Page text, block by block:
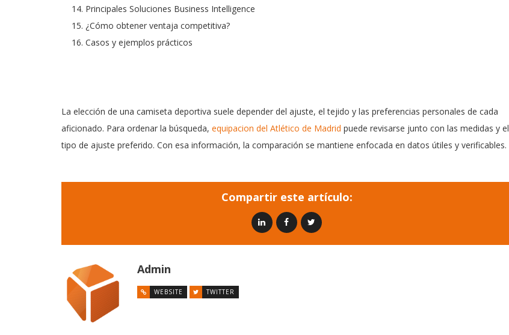
Principales Soluciones Business Intelligence
¿Cómo obtener ventaja competitiva?
Casos y ejemplos prácticos
La elección de una camiseta deportiva suele depender del ajuste, el tejido y las preferencias personales de cada
aficionado. Para ordenar la búsqueda, equipacion del Atlético de Madrid puede revisarse junto con las medidas y el
tipo de ajuste preferido. Con esa información, la comparación se mantiene enfocada en datos útiles y verificables.
Compartir este artículo:
Admin
WEBSITE TWITTER